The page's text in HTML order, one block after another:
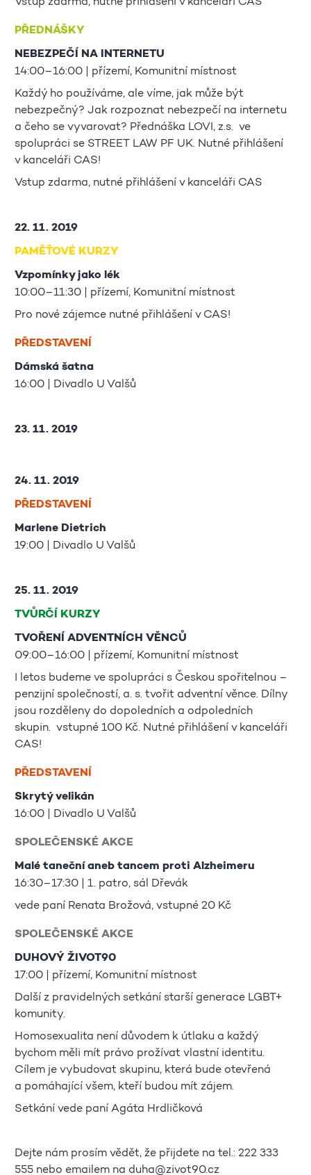
PŘEDNÁŠKY
NEBEZPEČÍ NA INTERNETU
14:00–16:00 | přízemí, Komunitní místnost
Každý ho používáme, ale víme, jak může být
nebezpečný? Jak rozpoznat nebezpečí na internetu
a čeho se vyvarovat? Přednáška LOVI, z.s. ve
spolupráci se STREET LAW PF UK. Nutné přihlášení
v kanceláři CAS!
Vstup zdarma, nutné přihlášení v kanceláři CAS
22. 11. 2019
PAMĚŤOVÉ KURZY
Vzpomínky jako lék
10:00–11:30 | přízemí, Komunitní místnost
Pro nové zájemce nutné přihlášení v CAS!
PŘEDSTAVENÍ
Dámská šatna
16:00 | Divadlo U Valšů
23. 11. 2019
24. 11. 2019
PŘEDSTAVENÍ
Marlene Dietrich
19:00 | Divadlo U Valšů
25. 11. 2019
TVŮRČÍ KURZY
TVOŘENÍ ADVENTNÍCH VĚNCŮ
09:00–16:00 | přízemí, Komunitní místnost
I letos budeme ve spolupráci s Českou spořitelnou –
penzijní společností, a. s. tvořit adventní věnce. Dílny
jsou rozděleny do dopoledních a odpoledních
skupin. vstupné 100 Kč. Nutné přihlášení v kanceláři
CAS!
PŘEDSTAVENÍ
Skrytý velikán
16:00 | Divadlo U Valšů
SPOLEČENSKÉ AKCE
Malé taneční aneb tancem proti Alzheimeru
16:30–17:30 | 1. patro, sál Dřevák
vede paní Renata Brožová, vstupné 20 Kč
SPOLEČENSKÉ AKCE
DUHOVÝ ŽIVOT90
17:00 | přízemí, Komunitní místnost
Další z pravidelných setkání starší generace LGBT+
komunity.
Homosexualita není důvodem k útlaku a každý
bychom měli mít právo prožívat vlastní identitu.
Cílem je vybudovat skupinu, která bude otevřená
a pomáhající všem, kteří budou mít zájem.
Setkání vede paní Agáta Hrdličková
Dejte nám prosím vědět, že přijdete na tel.: 222 333
555 nebo emailem na duha@zivot90.cz